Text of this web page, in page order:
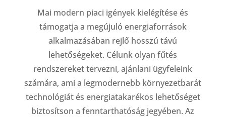
Mai modern piaci igények kielégítése és
támogatja a megújuló energiaforrások
alkalmazásában rejlő hosszú távú
lehetőségeket. Célunk olyan fűtés
rendszereket tervezni, ajánlani ügyfeleink
számára, ami a legmodernebb környezetbarát
technológiát és energiatakarékos lehetőséget
biztosítson a fenntarthatóság jegyében. Az